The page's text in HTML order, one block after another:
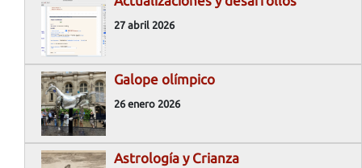
27 abril 2026
Galope olímpico
26 enero 2026
Astrología y Crianza